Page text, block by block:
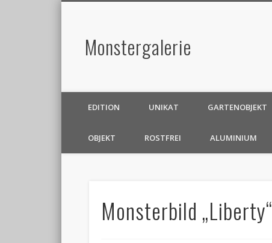
Monstergalerie
EDITION UNIKAT GARTENOBJEKT
OBJEKT ROSTFREI ALUMINIUM
Monsterbild „Liberty“